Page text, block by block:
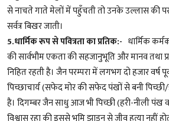
से नाचते गाते मेलों में पहुँचती तो उनके उल्लास की
सर्वत्र बिखर जाती।
5.धार्मिक रूप से पवित्रता का प्रतिक:- धार्मिक
की सार्वभौम एकता की सहजानुभूति और मानव तथा
निहित रहती है। जैन परम्परा में लगभग दो हजार
पिच्छाचार्य (सफेद मोर की सफेद पंखों से बनी
है। दिगम्बर जैन साधु आज भी पिच्छी (हरी-नीली पंख